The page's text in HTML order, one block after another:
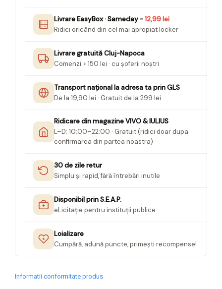
Livrare EasyBox · Sameday -12,99 lei
Ridici oricând din cel mai apropiat locker
Livrare gratuită Cluj-Napoca
Comenzi > 150 lei · cu șoferii noștri
Transport național la adresa ta prin GLS
De la 19,90 lei · Gratuit de la 299 lei
Ridicare din magazine VIVO & IULIUS
L–D: 10:00–22:00 · Gratuit (ridici doar dupa
confirmarea din partea noastra)
30 de zile retur
Simplu și rapid, fără întrebări inutile
Disponibil prin S.E.A.P.
eLicitație pentru instituții publice
Loializare
Cumpără, adună puncte, primești recompense!
Informatii conformitate produs